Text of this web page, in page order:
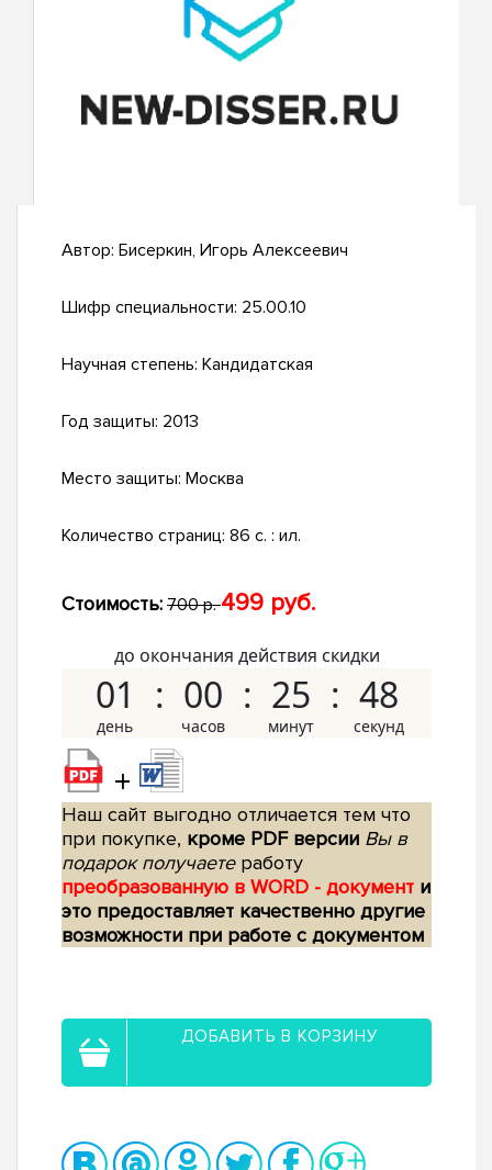
Автор: Бисеркин, Игорь Алексеевич
Шифр специальности: 25.00.10
Научная степень: Кандидатская
Год защиты: 2013
Место защиты: Москва
Количество страниц: 86 с. : ил.
Стоимость: 700 р.499 руб.
до окончания действия скидки
01 00 25 47
+
Наш сайт выгодно отличается тем что
при покупке, кроме PDF версии Вы в
подарок получаетеработу
преобразованную в WORD - документ и
это предоставляет качественно другие
возможности при работе с документом
ДОБАВИТЬ В КОРЗИНУ